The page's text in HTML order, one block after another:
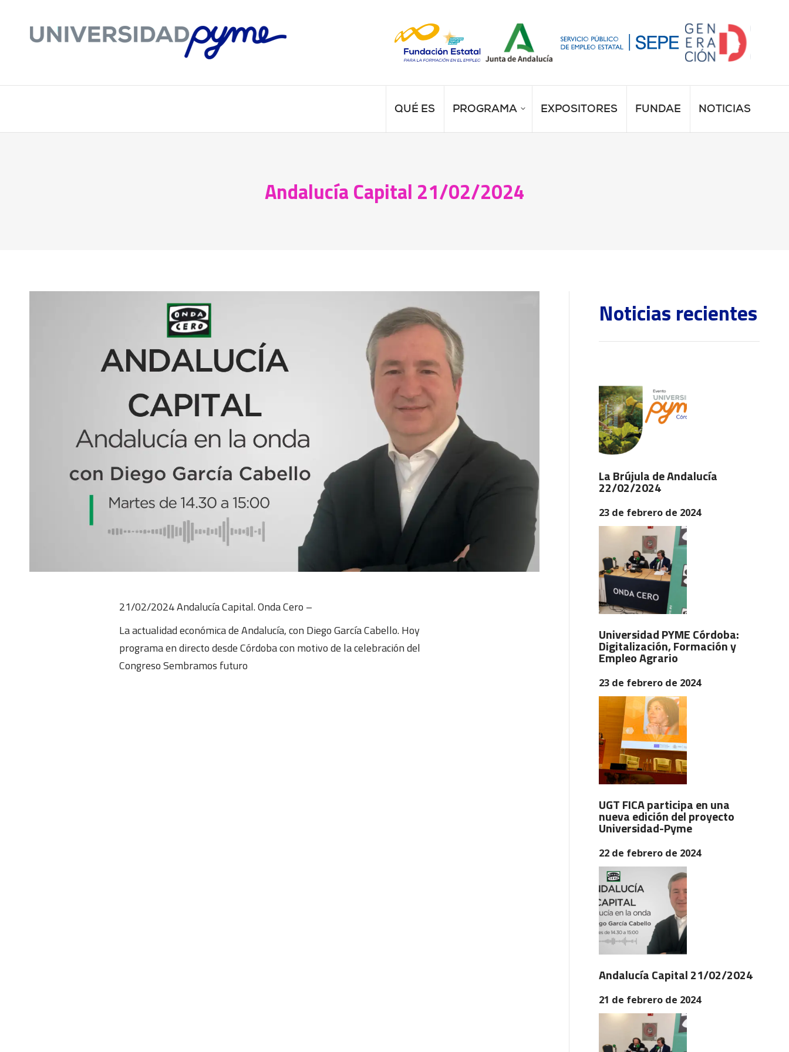
QUÉ ES PROGRAMA EXPOSITORES FUNDAE NOTICIAS
Andalucía Capital 21/02/2024
21/02/2024 Andalucía Capital. Onda Cero –
La actualidad económica de Andalucía, con Diego García Cabello. Hoy
programa en directo desde Córdoba con motivo de la celebración del
Congreso Sembramos futuro
Noticias recientes
La Brújula de Andalucía
22/02/2024
23 de febrero de 2024
Universidad PYME Córdoba:
Digitalización, Formación y
Empleo Agrario
23 de febrero de 2024
UGT FICA participa en una
nueva edición del proyecto
Universidad-Pyme
22 de febrero de 2024
Andalucía Capital 21/02/2024
21 de febrero de 2024